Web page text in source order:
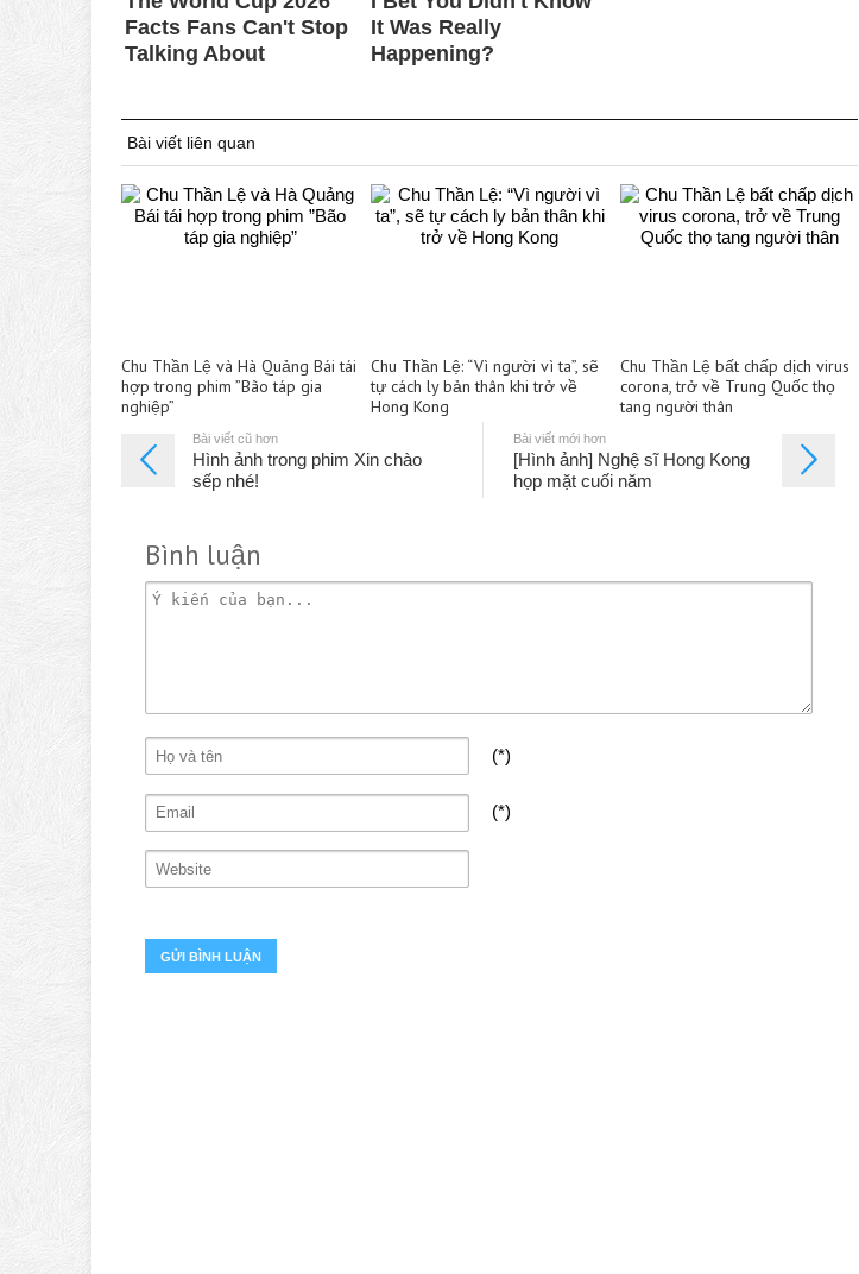
Bài viết liên quan
Chu Thần Lệ và Hà Quảng Bái tái
hợp trong phim ”Bão táp gia
nghiệp”
Chu Thần Lệ: “Vì người vì ta”, sẽ
tự cách ly bản thân khi trở về
Hong Kong
Chu Thần Lệ bất chấp dịch virus
corona, trở về Trung Quốc thọ
tang người thân
Bài viết cũ hơn
Hình ảnh trong phim Xin chào
sếp nhé!
Bài viết mới hơn
[Hình ảnh] Nghệ sĩ Hong Kong
họp mặt cuối năm
Bình luận
(*)
(*)